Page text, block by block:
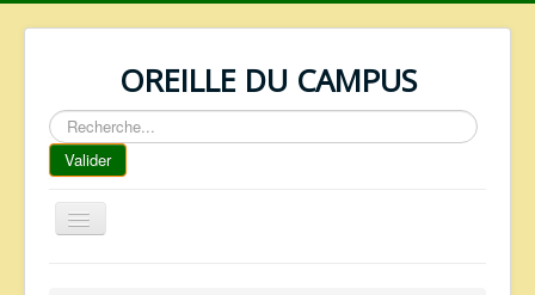
OREILLE DU CAMPUS
Rechercher
Valider
Basculer
la